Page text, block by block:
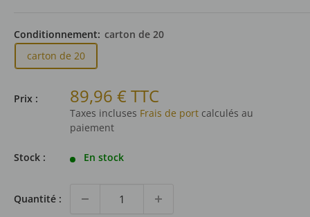
Conditionnement: carton de 20
carton de 20
Prix : Prix
réduit
89,96 € TTC
Taxes incluses Frais de port calculés au
paiement
Stock : En stock
Quantité :